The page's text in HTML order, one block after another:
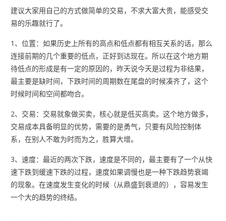
建议大家用自己的方式做简单的交易，不求大富大贵，能感受交
易的乐趣就行了。
1、位置：如果历史上所有的高点和低点都有相互关系的话，那么
连接前期的几个重要的低点，正好到达现在。所以在这个地方期
待低点的形成是有一定的原因的，昨天说今天是过程为非结果，
最主要是缺时间，下跌时间的周期数在尾盘的时候凑齐了，这个
时候时间和空间都吻合。
2、交易：交易就象做买卖，核心就是低买高卖。这个地方做多，
交易成本具备明显的优势，需要的是勇气，只要有风险控制体
系，在别人不敢为时而为之，胜算大增。
3、速度：最近的两次下跌，速度是不同的，最主要有了一个从快
速下跌到缓速下跌的过程，速度如果调慢也是一种下跌趋势衰竭
的现象。在速度发生变化的时候（从鼎盛到衰退的），容易发生
一个大的趋势的终结。